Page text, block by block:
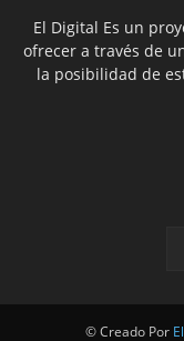
El Digital Es un
ofrecer a través de
la posibilidad de
© Creado Por